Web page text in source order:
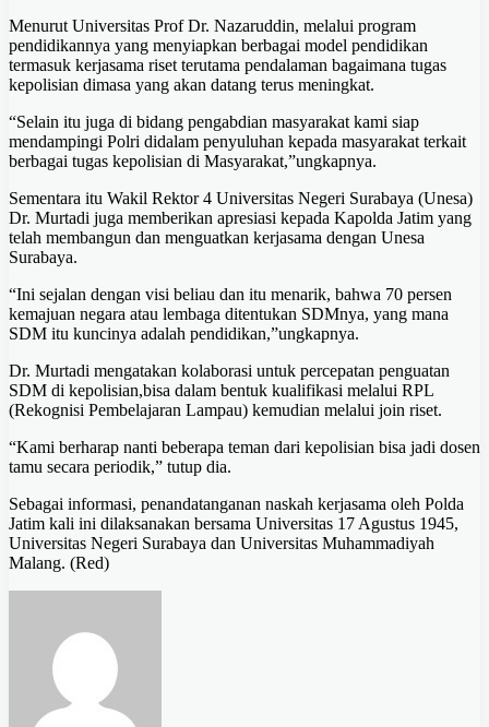
Menurut Universitas Prof Dr. Nazaruddin, melalui program
pendidikannya yang menyiapkan berbagai model pendidikan
termasuk kerjasama riset terutama pendalaman bagaimana tugas
kepolisian dimasa yang akan datang terus meningkat.
“Selain itu juga di bidang pengabdian masyarakat kami siap
mendampingi Polri didalam penyuluhan kepada masyarakat terkait
berbagai tugas kepolisian di Masyarakat,”ungkapnya.
Sementara itu Wakil Rektor 4 Universitas Negeri Surabaya (Unesa)
Dr. Murtadi juga memberikan apresiasi kepada Kapolda Jatim yang
telah membangun dan menguatkan kerjasama dengan Unesa
Surabaya.
“Ini sejalan dengan visi beliau dan itu menarik, bahwa 70 persen
kemajuan negara atau lembaga ditentukan SDMnya, yang mana
SDM itu kuncinya adalah pendidikan,”ungkapnya.
Dr. Murtadi mengatakan kolaborasi untuk percepatan penguatan
SDM di kepolisian,bisa dalam bentuk kualifikasi melalui RPL
(Rekognisi Pembelajaran Lampau) kemudian melalui join riset.
“Kami berharap nanti beberapa teman dari kepolisian bisa jadi dosen
tamu secara periodik,” tutup dia.
Sebagai informasi, penandatanganan naskah kerjasama oleh Polda
Jatim kali ini dilaksanakan bersama Universitas 17 Agustus 1945,
Universitas Negeri Surabaya dan Universitas Muhammadiyah
Malang. (Red)